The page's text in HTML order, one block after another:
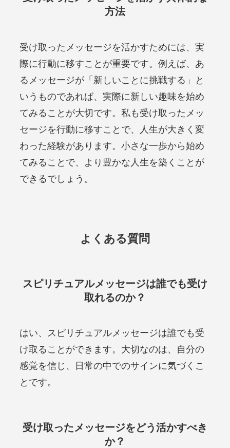
方法
受け取ったメッセージを活かすためには、実
際に行動に移すことが重要です。例えば、あ
るメッセージが「新しいことに挑戦する」と
いうものであれば、実際に新しい趣味を始め
てみることが大切です。私も受け取ったメッ
セージを行動に移すことで、人生が大きく変
わった経験があります。小さな一歩から始め
てみることで、より豊かな人生を築くことが
できるでしょう。
よくある質問
スピリチュアルメッセージは誰でも受け
取れるのか？
はい、スピリチュアルメッセージは誰でも受
け取ることができます。大切なのは、自分の
感覚を信じ、日常の中でのサインに気づくこ
とです。
受け取ったメッセージをどう活かすべき
か？